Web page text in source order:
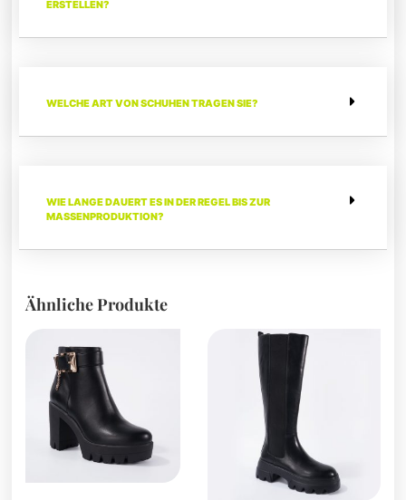
ERSTELLEN?
WELCHE ART VON SCHUHEN TRAGEN SIE?
WIE LANGE DAUERT ES IN DER REGEL BIS ZUR
MASSENPRODUKTION?
Ähnliche Produkte